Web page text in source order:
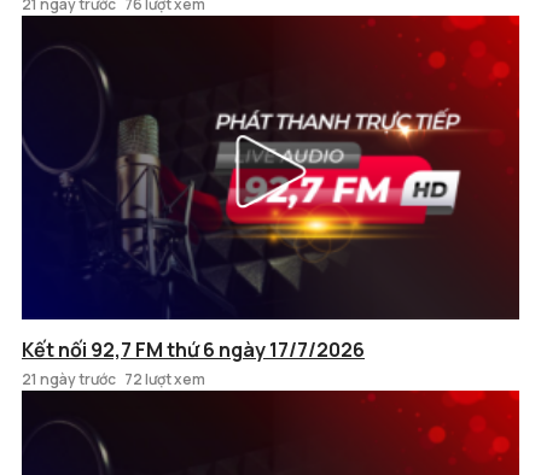
21 ngày trước 76 lượt xem
Kết nối 92,7 FM thứ 6 ngày 17/7/2026
21 ngày trước 72 lượt xem